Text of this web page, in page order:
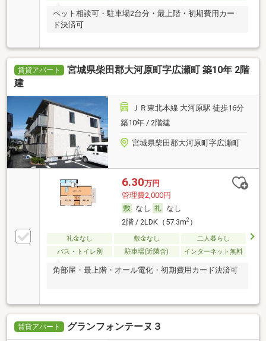
ペット相談可・駐車場2台分・最上階・初期費用カー
ド決済可
賃貸アパート
宮城県柴田郡大河原町字広瀬町 築10年 2階
建
ＪＲ東北本線 大河原駅 徒歩16分
築10年 / 2階建
宮城県柴田郡大河原町字広瀬町
6.30万円
管理費2,000円
なし
なし
2階 / 2LDK（57.3m2）
礼金なし 敷金なし
二人暮らし
バス・トイレ別
駐車場(近隣含) インターネット無料
角部屋・最上階・オール電化・初期費用カード決済可
賃貸アパート グランフォンテーヌ３